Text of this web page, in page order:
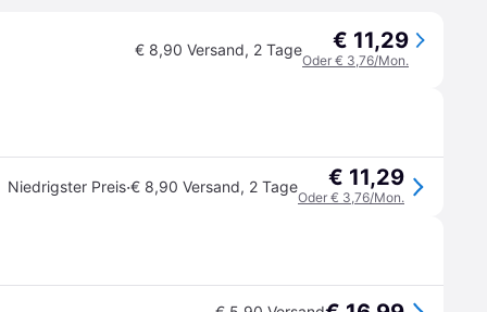
€ 8,90 Versand, 2 Tage € 11,29
Oder € 3,76/Mon.
Niedrigster Preis·€ 8,90 Versand, 2 Tage € 11,29
Oder € 3,76/Mon.